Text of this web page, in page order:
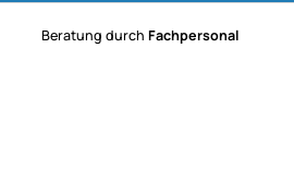
Beratung durch Fachpersonal